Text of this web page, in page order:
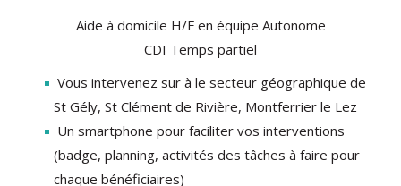
Aide à domicile H/F en équipe Autonome
CDI Temps partiel
St Gély, St Clément de Rivière, Montferrier le Lez
(badge, planning, activités des tâches à faire pour
chaque bénéficiaires)